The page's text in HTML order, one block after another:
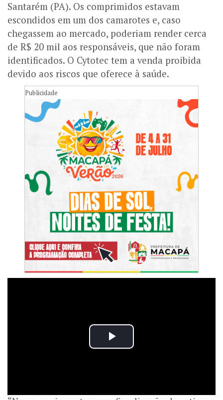
Santarém (PA). Os comprimidos estavam
escondidos em um dos camarotes e, caso
chegassem ao mercado, poderiam render cerca
de R$ 20 mil aos responsáveis, que não foram
identificados. O Cytotec tem a venda proibida
devido aos riscos que oferece à saúde.
Publicidade